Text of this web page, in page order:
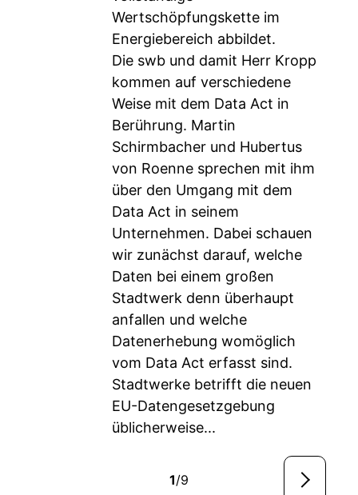
Wertschöpfungskette im
Energiebereich abbildet.
Die swb und damit Herr Kropp
kommen auf verschiedene
Weise mit dem Data Act in
Berührung. Martin
Schirmbacher und Hubertus
von Roenne sprechen mit ihm
über den Umgang mit dem
Data Act in seinem
Unternehmen. Dabei schauen
wir zunächst darauf, welche
Daten bei einem großen
Stadtwerk denn überhaupt
anfallen und welche
Datenerhebung womöglich
vom Data Act erfasst sind.
Stadtwerke betrifft die neuen
EU-Datengesetzgebung
üblicherweise...
1/9